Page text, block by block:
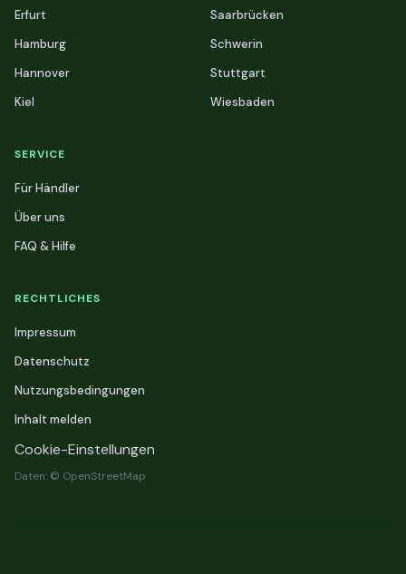
Erfurt
Hamburg
Hannover
Kiel
Saarbrücken
Schwerin
Stuttgart
Wiesbaden
SERVICE
Für Händler
Über uns
FAQ & Hilfe
RECHTLICHES
Impressum
Datenschutz
Nutzungsbedingungen
Inhalt melden
Cookie-Einstellungen
Daten: © OpenStreetMap